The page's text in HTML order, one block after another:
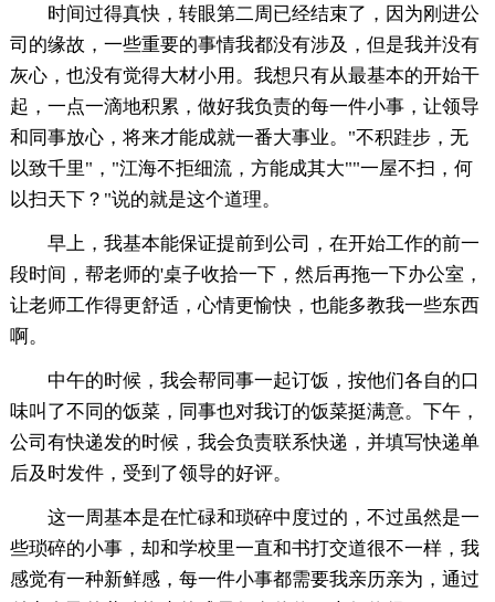
时间过得真快，转眼第二周已经结束了，因为刚进公
司的缘故，一些重要的事情我都没有涉及，但是我并没有
灰心，也没有觉得大材小用。我想只有从最基本的开始干
起，一点一滴地积累，做好我负责的每一件小事，让领导
和同事放心，将来才能成就一番大事业。"不积跬步，无
以致千里"，"江海不拒细流，方能成其大""一屋不扫，何
以扫天下？"说的就是这个道理。
早上，我基本能保证提前到公司，在开始工作的前一
段时间，帮老师的'桌子收拾一下，然后再拖一下办公室，
让老师工作得更舒适，心情更愉快，也能多教我一些东西
啊。
中午的时候，我会帮同事一起订饭，按他们各自的口
味叫了不同的饭菜，同事也对我订的饭菜挺满意。下午，
公司有快递发的时候，我会负责联系快递，并填写快递单
后及时发件，受到了领导的好评。
这一周基本是在忙碌和琐碎中度过的，不过虽然是一
些琐碎的小事，却和学校里一直和书打交道很不一样，我
感觉有一种新鲜感，每一件小事都需要我亲历亲为，通过